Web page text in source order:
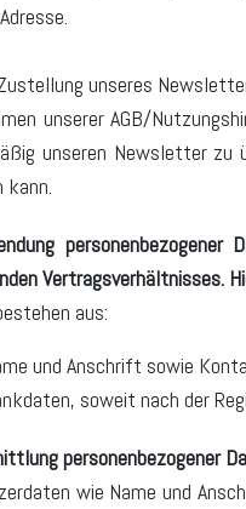
unseres
unserer AGB/
unseren Newsletter zu
kann.
Vertragsverhältnisses.
aus:
und Anschrift sowie
soweit nach der
personenbezogener
wie Name und